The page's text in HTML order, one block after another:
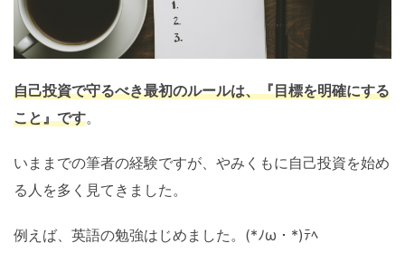
自己投資で守るべき最初のルールは、『目標を明確にする
こと』です。
いままでの筆者の経験ですが、やみくもに自己投資を始め
る人を多く見てきました。
例えば、英語の勉強はじめました。(*ﾉω・*)ﾃﾍ